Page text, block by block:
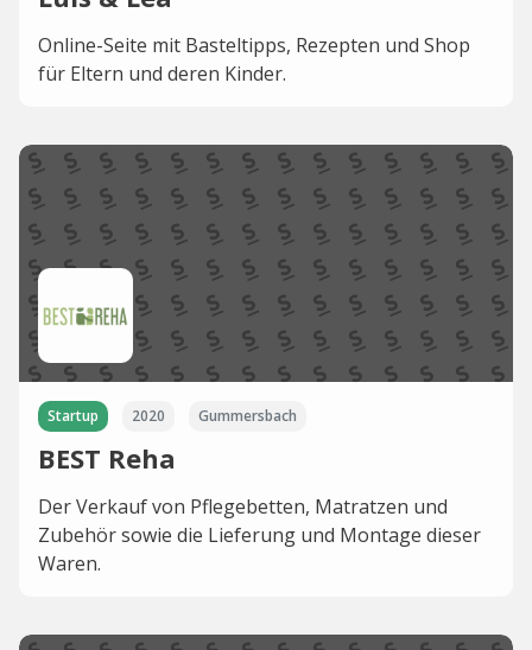
Online-Seite mit Basteltipps, Rezepten und Shop
für Eltern und deren Kinder.
Startup 2020 Gummersbach
BEST Reha
Der Verkauf von Pflegebetten, Matratzen und
Zubehör sowie die Lieferung und Montage dieser
Waren.